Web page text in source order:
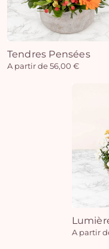
Tendres Pensées
A partir de 56,00 €
A partir